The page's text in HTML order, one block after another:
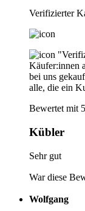
Verifizierter
Käufer:innen
bei uns
alle, die ein
Bewertet mit
Kübler
Sehr gut
War diese
Wolfgang